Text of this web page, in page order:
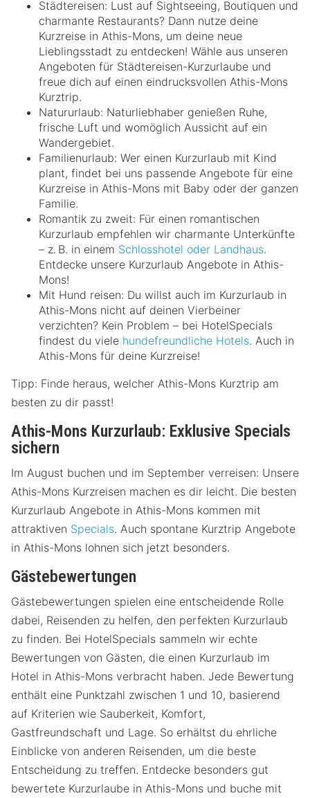
Städtereisen: Lust auf Sightseeing, Boutiquen und
charmante Restaurants? Dann nutze deine
Kurzreise in Athis-Mons, um deine neue
Lieblingsstadt zu entdecken! Wähle aus unseren
Angeboten für Städtereisen-Kurzurlaube und
freue dich auf einen eindrucksvollen Athis-Mons
Kurztrip.
Natururlaub: Naturliebhaber genießen Ruhe,
frische Luft und womöglich Aussicht auf ein
Wandergebiet.
Familienurlaub: Wer einen Kurzurlaub mit Kind
plant, findet bei uns passende Angebote für eine
Kurzreise in Athis-Mons mit Baby oder der ganzen
Familie.
Romantik zu zweit: Für einen romantischen
Kurzurlaub empfehlen wir charmante Unterkünfte
– z. B. in einem Schlosshotel oder Landhaus.
Entdecke unsere Kurzurlaub Angebote in Athis-
Mons!
Mit Hund reisen: Du willst auch im Kurzurlaub in
Athis-Mons nicht auf deinen Vierbeiner
verzichten? Kein Problem – bei HotelSpecials
findest du viele hundefreundliche Hotels. Auch in
Athis-Mons für deine Kurzreise!
Tipp: Finde heraus, welcher Athis-Mons Kurztrip am
besten zu dir passt!
Athis-Mons Kurzurlaub: Exklusive Specials
sichern
Im August buchen und im September verreisen: Unsere
Athis-Mons Kurzreisen machen es dir leicht. Die besten
Kurzurlaub Angebote in Athis-Mons kommen mit
attraktiven Specials. Auch spontane Kurztrip Angebote
in Athis-Mons lohnen sich jetzt besonders.
Gästebewertungen
Gästebewertungen spielen eine entscheidende Rolle
dabei, Reisenden zu helfen, den perfekten Kurzurlaub
zu finden. Bei HotelSpecials sammeln wir echte
Bewertungen von Gästen, die einen Kurzurlaub im
Hotel in Athis-Mons verbracht haben. Jede Bewertung
enthält eine Punktzahl zwischen 1 und 10, basierend
auf Kriterien wie Sauberkeit, Komfort,
Gastfreundschaft und Lage. So erhältst du ehrliche
Einblicke von anderen Reisenden, um die beste
Entscheidung zu treffen. Entdecke besonders gut
bewertete Kurzurlaube in Athis-Mons und buche mit